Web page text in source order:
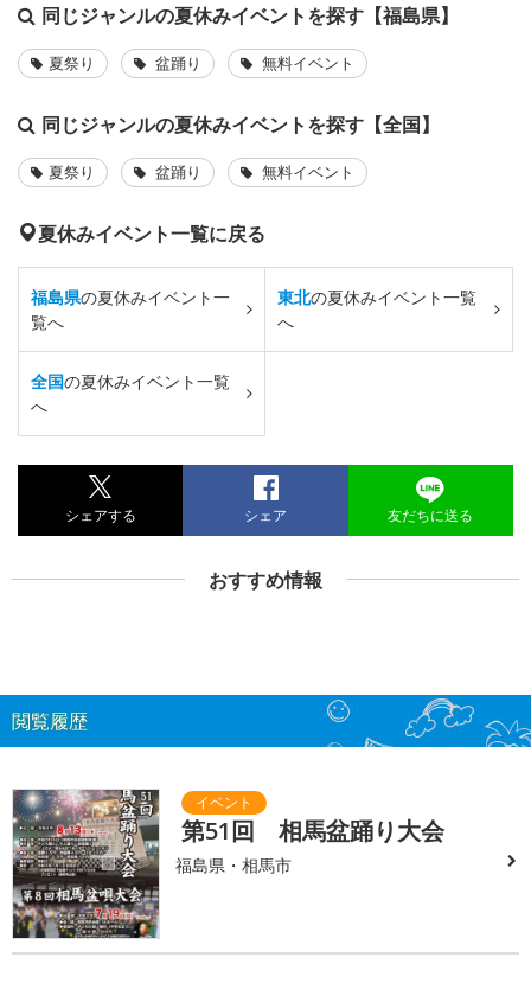
同じジャンルの夏休みイベントを探す【福島県】
夏祭り 盆踊り 無料イベント
同じジャンルの夏休みイベントを探す【全国】
夏祭り 盆踊り 無料イベント
夏休みイベント一覧に戻る
福島県の夏休みイベント一
覧へ
東北の夏休みイベント一覧
へ
全国の夏休みイベント一覧
へ
シェアする シェア 友だちに送る
おすすめ情報
閲覧履歴
第51回 相馬盆踊り大会
福島県・相馬市